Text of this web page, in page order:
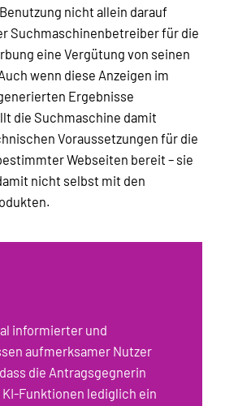
nicht allein darauf
Suchmaschinenbetreiber für die
eine Vergütung von seinen
wenn diese Anzeigen im
Ergebnisse
die Suchmaschine damit
Voraussetzungen für die
Webseiten bereit – sie
nicht selbst mit den
informierter und
aufmerksamer Nutzer
die Antragsgegnerin
Funktionen lediglich ein